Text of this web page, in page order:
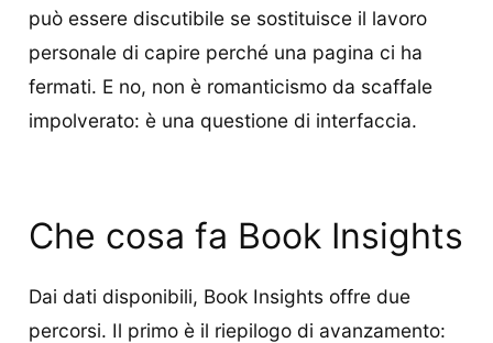
può essere discutibile se sostituisce il lavoro
personale di capire perché una pagina ci ha
fermati. E no, non è romanticismo da scaffale
impolverato: è una questione di interfaccia.
Che cosa fa Book Insights
Dai dati disponibili, Book Insights offre due
percorsi. Il primo è il riepilogo di avanzamento: